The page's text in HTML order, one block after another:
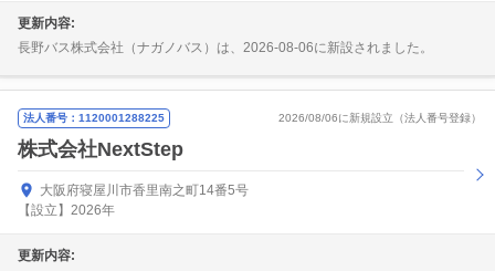
更新内容:
長野バス株式会社（ナガノバス）は、2026-08-06に新設されました。
法人番号：1120001288225 2026/08/06に新規設立（法人番号登録）
株式会社NextStep
大阪府寝屋川市香里南之町14番5号
【設立】2026年
更新内容: